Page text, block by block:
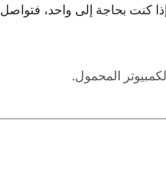
كنت بحاجة إلى واحد، فتواصل
المحمول.